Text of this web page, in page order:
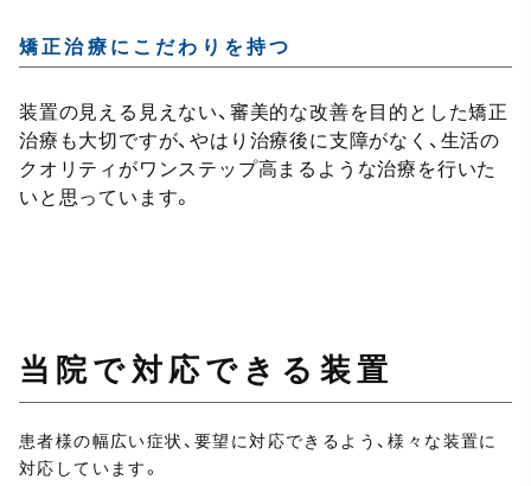
矯正治療にこだわりを持つ
装置の見える見えない、審美的な改善を目的とした矯正
治療も大切ですが、やはり治療後に支障がなく、生活の
クオリティがワンステップ高まるような治療を行いた
いと思っています。
当院で対応できる装置
患者様の幅広い症状、要望に対応できるよう、様々な装置に
対応しています。